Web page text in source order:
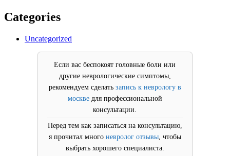
Categories
Uncategorized
Если вас беспокоят головные боли или
другие неврологические симптомы,
рекомендуем сделать запись к неврологу в
москведля профессиональной
консультации.
Перед тем как записаться на консультацию,
я прочитал много невролог отзывы, чтобы
выбрать хорошего специалиста.